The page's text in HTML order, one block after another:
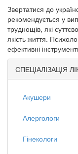
Звертатися до
рекомендується у
труднощів, які
якість життя.
ефективні
СПЕЦІАЛІЗАЦІЯ
Акушери
Алергологи
Гінекологи